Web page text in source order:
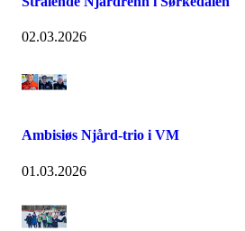
02.03.2026
Ambisiøs Njård-trio i VM
01.03.2026